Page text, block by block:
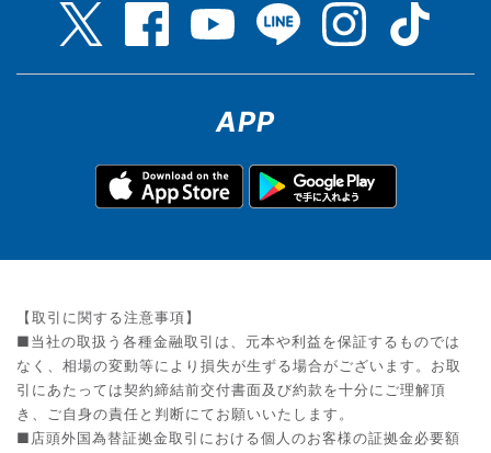
APP
【取引に関する注意事項】
■当社の取扱う各種金融取引は、元本や利益を保証するものでは
なく、相場の変動等により損失が生ずる場合がございます。お取
引にあたっては契約締結前交付書面及び約款を十分にご理解頂
き、ご自身の責任と判断にてお願いいたします。
■店頭外国為替証拠金取引における個人のお客様の証拠金必要額